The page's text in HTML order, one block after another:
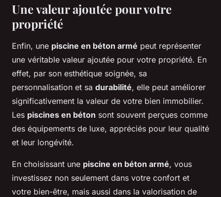
Une valeur ajoutée pour votre
propriété
Enfin, une piscine en béton armé peut représenter
une véritable valeur ajoutée pour votre propriété. En
effet, par son esthétique soignée, sa
personnalisation et sa durabilité, elle peut améliorer
significativement la valeur de votre bien immobilier.
Les piscines en béton sont souvent perçues comme
des équipements de luxe, appréciés pour leur qualité
et leur longévité.
En choisissant une piscine en béton armé, vous
investissez non seulement dans votre confort et
votre bien-être, mais aussi dans la valorisation de